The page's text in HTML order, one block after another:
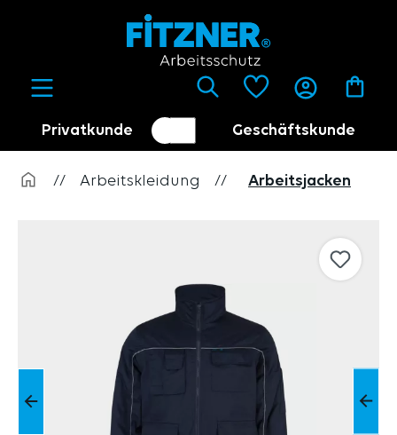
Privatkunde
Kundenumschalter
Geschäftskunde
Händler
// Arbeitskleidung // Arbeitsjacken